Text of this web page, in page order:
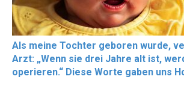
Als meine Tochter geboren wurde,
Arzt: „Wenn sie drei Jahre alt ist,
operieren.“ Diese Worte gaben uns